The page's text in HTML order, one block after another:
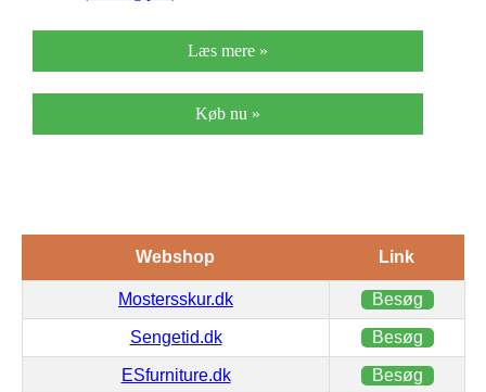
Læs mere »
Køb nu »
Webshop Link
Mostersskur.dk Besøg
Sengetid.dk Besøg
ESfurniture.dk Besøg